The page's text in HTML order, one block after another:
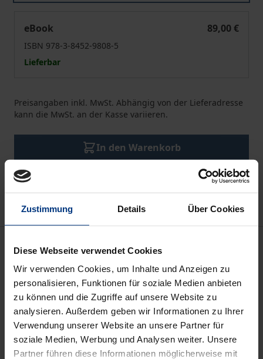
Zustimmung Details Über Cookies
Diese Webseite verwendet Cookies
Wir verwenden Cookies, um Inhalte und Anzeigen zu
personalisieren, Funktionen für soziale Medien anbieten
zu können und die Zugriffe auf unsere Website zu
analysieren. Außerdem geben wir Informationen zu Ihrer
Verwendung unserer Website an unsere Partner für
soziale Medien, Werbung und Analysen weiter. Unsere
Partner führen diese Informationen möglicherweise mit
eBook
89,00 €
ISBN 978-3-8452-9808-5
Lieferbar
Preisangaben inkl. MwSt. Abhängig von der Lieferadresse
kann die MwSt. an der Kasse variieren.
In den Warenkorb
Zur Wunschliste hinzufügen
Hinweise zu Versandkosten
Terrorismus ist historisch kein neues Phänomen.
Spätestens seit den 1970er Jahren stellen seine
unterschiedlichen Spielarten Herausforderungen
für die liberalen Staaten Westeuropas dar. Sie
wehren sich gegen immer neue Dimensionen der